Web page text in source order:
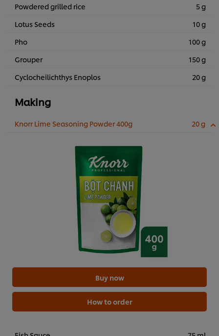
Powdered grilled rice
5 g
Lotus Seeds
10 g
Pho
100 g
Grouper
150 g
Cyclocheilichthys Enoplos
20 g
Making
Knorr Lime Seasoning Powder 400g 20 g
Buy now
How to order